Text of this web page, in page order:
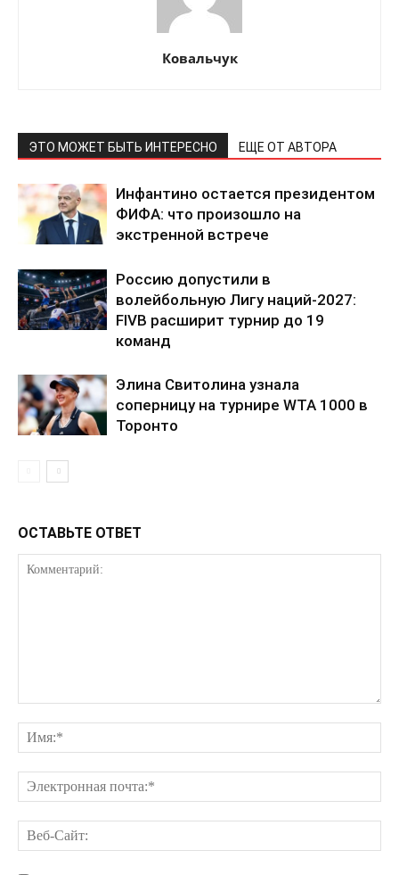
Отказ от ответственности
Мой аккаунт
Реклама
Ковальчук
ЭТО МОЖЕТ БЫТЬ ИНТЕРЕСНО ЕЩЕ ОТ АВТОРА
Инфантино остается президентом
ФИФА: что произошло на
экстренной встрече
Россию допустили в
волейбольную Лигу наций-2027:
FIVB расширит турнир до 19
команд
Элина Свитолина узнала
соперницу на турнире WTA 1000 в
Торонто
ОСТАВЬТЕ ОТВЕТ